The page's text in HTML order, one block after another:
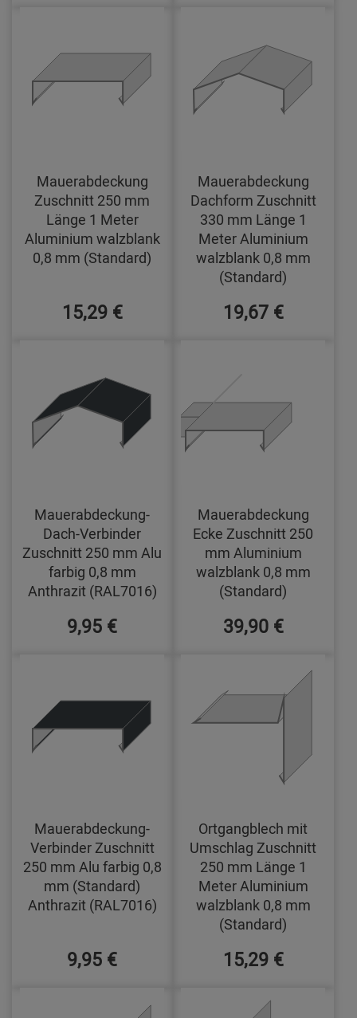
Mauerabdeckung
Zuschnitt 250 mm
Länge 1 Meter
Aluminium walzblank
0,8 mm (Standard)
15,29 €
Mauerabdeckung
Dachform Zuschnitt
330 mm Länge 1
Meter Aluminium
walzblank 0,8 mm
(Standard)
19,67 €
Mauerabdeckung-
Dach-Verbinder
Zuschnitt 250 mm Alu
farbig 0,8 mm
Anthrazit (RAL7016)
9,95 €
Mauerabdeckung
Ecke Zuschnitt 250
mm Aluminium
walzblank 0,8 mm
(Standard)
39,90 €
Mauerabdeckung-
Verbinder Zuschnitt
250 mm Alu farbig 0,8
mm (Standard)
Anthrazit (RAL7016)
9,95 €
Ortgangblech mit
Umschlag Zuschnitt
250 mm Länge 1
Meter Aluminium
walzblank 0,8 mm
(Standard)
15,29 €